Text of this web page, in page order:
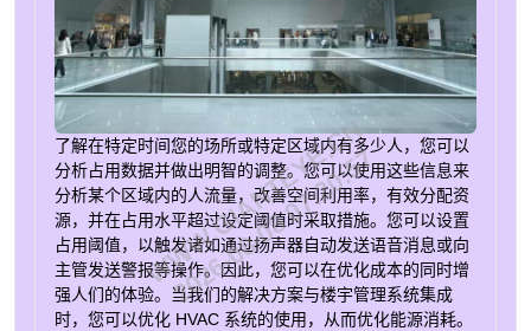
了解在特定时间您的场所或特定区域内有多少人，您可以
分析占用数据并做出明智的调整。您可以使用这些信息来
分析某个区域内的人流量，改善空间利用率，有效分配资
源，并在占用水平超过设定阈值时采取措施。您可以设置
占用阈值，以触发诸如通过扬声器自动发送语音消息或向
主管发送警报等操作。因此，您可以在优化成本的同时增
强人们的体验。当我们的解决方案与楼宇管理系统集成
时，您可以优化 HVAC 系统的使用，从而优化能源消耗。
WWW.GIANTEYE.CN
2026-08-08 07:20:57